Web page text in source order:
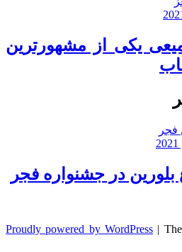
یکی از مشهورترین
در جشنواره فجر
Proudly powered by WordPress |